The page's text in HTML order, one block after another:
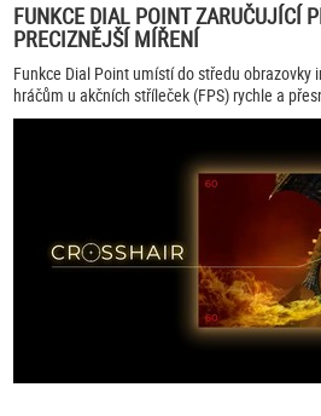
FUNKCE DIAL POINT ZARUČUJÍCÍ
PRECIZNĚJŠÍ MÍŘENÍ
Funkce Dial Point umístí do středu
hráčům u akčních stříleček (FPS) rychle a